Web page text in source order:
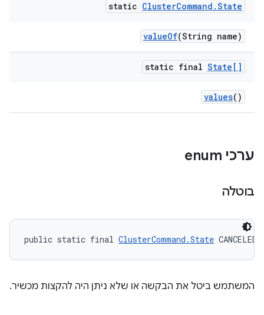
static ClusterCommand .State
valueOf(String name)
static final State[]
values()
ערכי enum
בוטלה
public static final ClusterCommand.State CANCELED
המשתמש ביטל את הבקשה או שלא ניתן היה להקצות מכשיר.